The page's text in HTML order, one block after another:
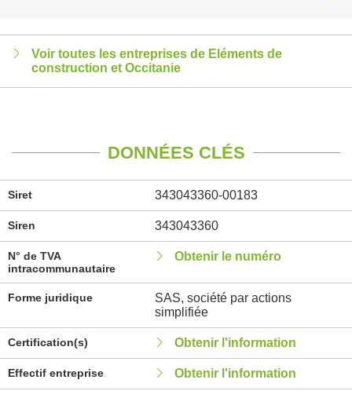
Voir toutes les entreprises de Eléments de
construction et Occitanie
DONNÉES CLÉS
Siret 343043360-00183
Siren 343043360
N° de TVA
intracommunautaire
Obtenir le numéro
Forme juridique
SAS, société par actions
simplifiée
Certification(s) Obtenir l'information
Effectif entreprise Obtenir l'information